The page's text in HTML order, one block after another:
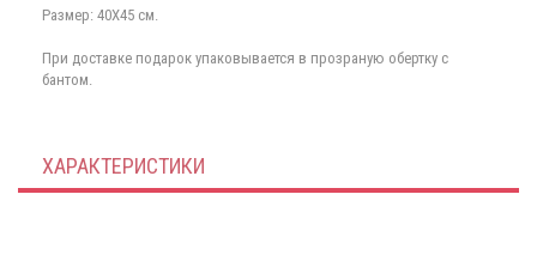
Размер: 40Х45 см.
При доставке подарок упаковывается в прозраную обертку с
бантом.
ХАРАКТЕРИСТИКИ